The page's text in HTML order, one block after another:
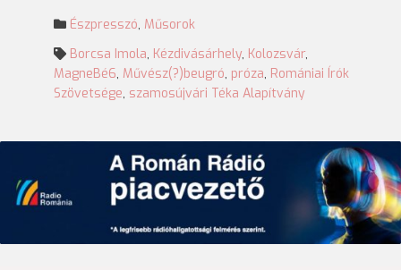
Észpresszó, Műsorok
Borcsa Imola, Kézdivásárhely, Kolozsvár,
MagneBé6, Művész(?)beugró, próza, Romániai Írók
Szövetsége, szamosújvári Téka Alapítvány